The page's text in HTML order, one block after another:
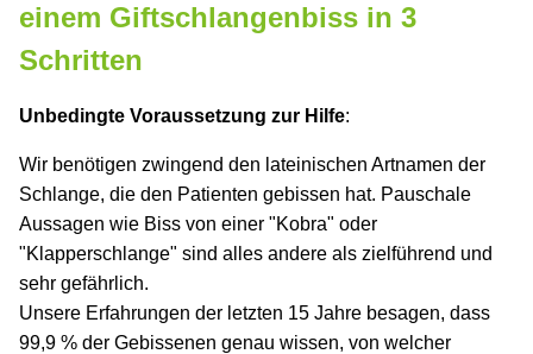
einem Giftschlangenbiss in 3
Schritten
Unbedingte Voraussetzung zur Hilfe:
Wir benötigen zwingend den lateinischen Artnamen der
Schlange, die den Patienten gebissen hat. Pauschale
Aussagen wie Biss von einer "Kobra" oder
"Klapperschlange" sind alles andere als zielführend und
sehr gefährlich.
Unsere Erfahrungen der letzten 15 Jahre besagen, dass
99,9 % der Gebissenen genau wissen, von welcher